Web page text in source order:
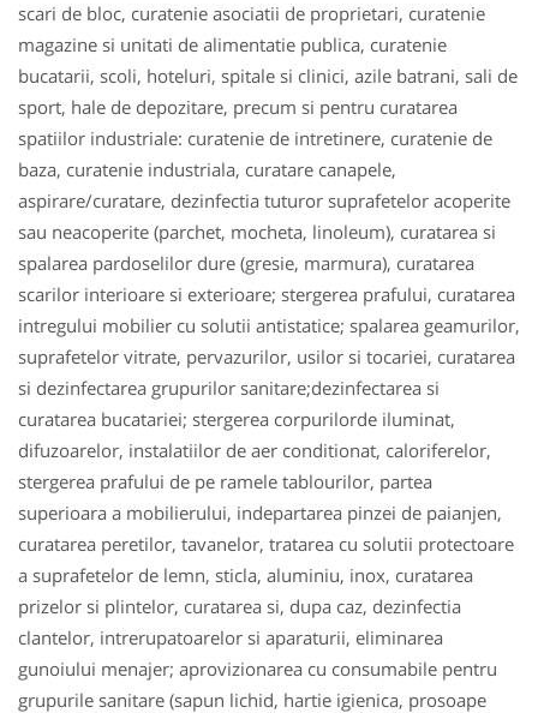
scari de bloc, curatenie asociatii de proprietari, curatenie
magazine si unitati de alimentatie publica, curatenie
bucatarii, scoli, hoteluri, spitale si clinici, azile batrani, sali de
sport, hale de depozitare, precum si pentru curatarea
spatiilor industriale: curatenie de intretinere, curatenie de
baza, curatenie industriala, curatare canapele,
aspirare/curatare, dezinfectia tuturor suprafetelor acoperite
sau neacoperite (parchet, mocheta, linoleum), curatarea si
spalarea pardoselilor dure (gresie, marmura), curatarea
scarilor interioare si exterioare; stergerea prafului, curatarea
intregului mobilier cu solutii antistatice; spalarea geamurilor,
suprafetelor vitrate, pervazurilor, usilor si tocariei, curatarea
si dezinfectarea grupurilor sanitare;dezinfectarea si
curatarea bucatariei; stergerea corpurilorde iluminat,
difuzoarelor, instalatiilor de aer conditionat, caloriferelor,
stergerea prafului de pe ramele tablourilor, partea
superioara a mobilierului, indepartarea pinzei de paianjen,
curatarea peretilor, tavanelor, tratarea cu solutii protectoare
a suprafetelor de lemn, sticla, aluminiu, inox, curatarea
prizelor si plintelor, curatarea si, dupa caz, dezinfectia
clantelor, intrerupatoarelor si aparaturii, eliminarea
gunoiului menajer; aprovizionarea cu consumabile pentru
grupurile sanitare (sapun lichid, hartie igienica, prosoape